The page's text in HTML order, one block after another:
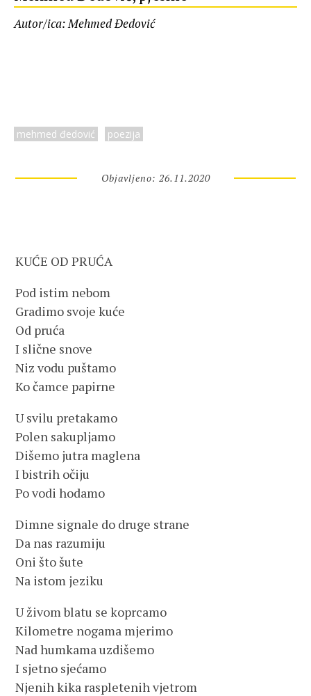
Autor/ica: Mehmed Đedović
mehmed đedović poezija
Objavljeno: 26.11.2020
KUĆE OD PRUĆA
Pod istim nebom
Gradimo svoje kuće
Od pruća
I slične snove
Niz vodu puštamo
Ko čamce papirne
U svilu pretakamo
Polen sakupljamo
Dišemo jutra maglena
I bistrih očiju
Po vodi hodamo
Dimne signale do druge strane
Da nas razumiju
Oni što šute
Na istom jeziku
U živom blatu se koprcamo
Kilometre nogama mjerimo
Nad humkama uzdišemo
I sjetno sjećamo
Njenih kika raspletenih vjetrom